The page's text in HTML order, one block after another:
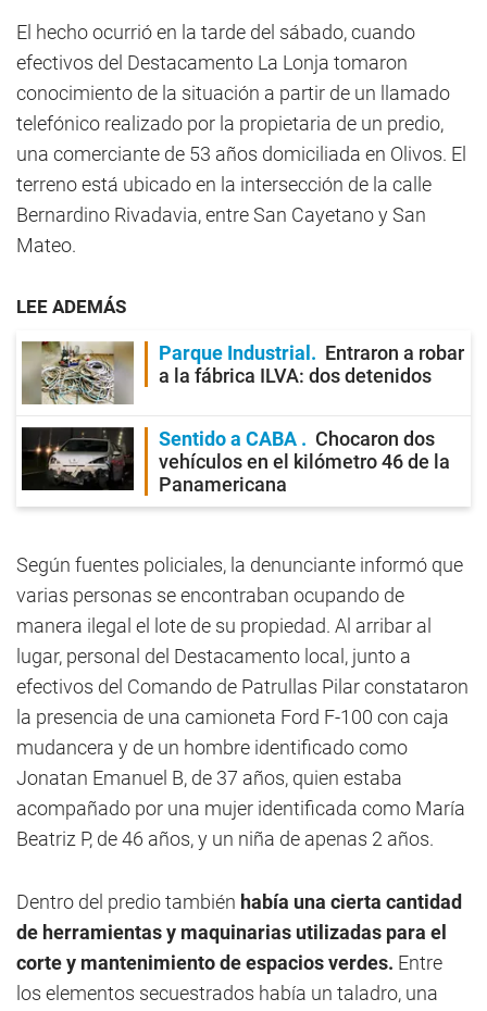
El hecho ocurrió en la tarde del sábado, cuando
efectivos del Destacamento La Lonja tomaron
conocimiento de la situación a partir de un llamado
telefónico realizado por la propietaria de un predio,
una comerciante de 53 años domiciliada en Olivos. El
terreno está ubicado en la intersección de la calle
Bernardino Rivadavia, entre San Cayetano y San
Mateo.
LEE ADEMÁS
Parque Industrial
Entraron a robar
a la fábrica ILVA: dos detenidos
Sentido a CABA
Chocaron dos
vehículos en el kilómetro 46 de la
Panamericana
Según fuentes policiales, la denunciante informó que
varias personas se encontraban ocupando de
manera ilegal el lote de su propiedad. Al arribar al
lugar, personal del Destacamento local, junto a
efectivos del Comando de Patrullas Pilar constataron
la presencia de una camioneta Ford F-100 con caja
mudancera y de un hombre identificado como
Jonatan Emanuel B, de 37 años, quien estaba
acompañado por una mujer identificada como María
Beatriz P, de 46 años, y un niña de apenas 2 años.
Dentro del predio también había una cierta cantidad
de herramientas y maquinarias utilizadas para el
corte y mantenimiento de espacios verdes. Entre
los elementos secuestrados había un taladro, una